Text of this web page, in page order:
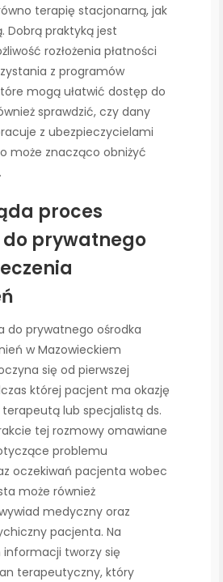
terapię stacjonarną, jak
Dobrą praktyką jest
rozłożenia płatności
z programów
mogą ułatwić dostęp do
sprawdzić, czy dany
z ubezpieczycielami
może znacząco obniżyć
proces
prywatnego
do prywatnego ośrodka
w Mazowieckiem
się od pierwszej
której pacjent ma okazję
lub specjalistą ds.
tej rozmowy omawiane
problemu
oczekiwań pacjenta wobec
może również
medyczny oraz
pacjenta. Na
tworzy się
terapeutyczny, który